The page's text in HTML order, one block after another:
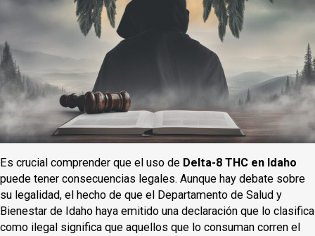
Es crucial comprender que el uso de Delta-8 THC en Idaho
puede tener consecuencias legales. Aunque hay debate sobre
su legalidad, el hecho de que el Departamento de Salud y
Bienestar de Idaho haya emitido una declaración que lo clasifica
como ilegal significa que aquellos que lo consuman corren el